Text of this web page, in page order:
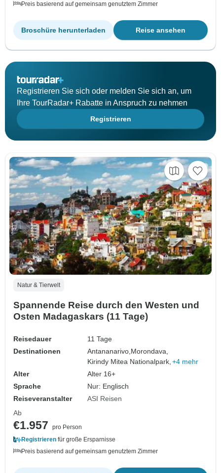
Preis basierend auf gemeinsam genutztem Zimmer
Reise ansehen
Broschüre herunterladen
Registrieren Sie sich oder melden Sie sich an, um
Ihre TourRadar+ Rabatte in Anspruch zu nehmen
Registrieren
Natur & Tierwelt
Spannende Reise durch den Westen und
Osten Madagaskars (11 Tage)
Reisedauer
11 Tage
Destinationen
Antananarivo,Morondava,
Kirindy Mitea Nationalpark, +4 mehr
Alter
Alter 16+
Sprache
Nur: Englisch
Reiseveranstalter
ASI Reisen
Ab
€1.957
pro Person
Registrieren für große Ersparnisse
Preis basierend auf gemeinsam genutztem Zimmer